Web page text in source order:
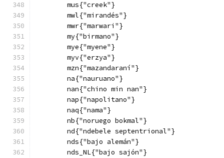
        mus{"creek"}
        mwl{"mirandés"}
        mwr{"marwari"}
        my{"birmano"}
        mye{"myene"}
        myv{"erzya"}
        mzn{"mazandaraní"}
        na{"nauruano"}
        nan{"chino min nan"}
        nap{"napolitano"}
        naq{"nama"}
        nb{"noruego bokmal"}
        nd{"ndebele septentrional"}
        nds{"bajo alemán"}
        nds_NL{"bajo sajón"}